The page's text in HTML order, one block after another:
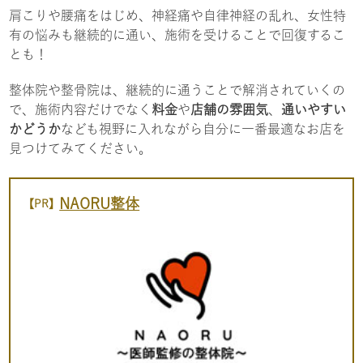
肩こりや腰痛をはじめ、神経痛や自律神経の乱れ、女性特
有の悩みも継続的に通い、施術を受けることで回復するこ
とも！
整体院や整骨院は、継続的に通うことで解消されていくの
で、施術内容だけでなく 料金や店舗の雰囲気
通いやすい
かどうかなども視野に入れながら自分に一番最適なお店を
見つけてみてください。
【PR】 NAORU整体